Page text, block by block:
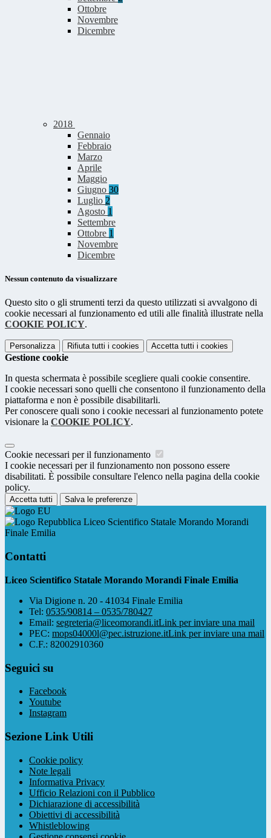
Ottobre
Novembre
Dicembre
2018
Gennaio
Febbraio
Marzo
Aprile
Maggio
Giugno 30
Luglio 2
Agosto 1
Settembre
Ottobre 1
Novembre
Dicembre
Nessun contenuto da visualizzare
Questo sito o gli strumenti terzi da questo utilizzati si avvalgono di
cookie necessari al funzionamento ed utili alle finalità illustrate nella
COOKIE POLICY.
Personalizza Rifiuta tutti i cookies Accetta tutti i cookies
Gestione cookie
In questa schermata è possibile scegliere quali cookie consentire.
I cookie necessari sono quelli che consentono il funzionamento della
piattaforma e non è possibile disabilitarli.
Per conoscere quali sono i cookie necessari al funzionamento potete
visionare la COOKIE POLICY.
Cookie necessari per il funzionamento
I cookie necessari per il funzionamento non possono essere
disabilitati. È possibile consultare l'elenco nella pagina della cookie
policy.
Accetta tutti Salva le preferenze
Liceo Scientifico Statale Morando Morandi
Finale Emilia
Contatti
Liceo Scientifico Statale Morando Morandi Finale Emilia
Via Digione n. 20 - 41034 Finale Emilia
Tel: 0535/90814 – 0535/780427
Email: segreteria@liceomorandi.itLink per inviare una mail
PEC: mops04000l@pec.istruzione.itLink per inviare una mail
C.F.: 82002910360
Seguici su
Facebook
Youtube
Instagram
Sezione Link Utili
Cookie policy
Note legali
Informativa Privacy
Ufficio Relazioni con il Pubblico
Dichiarazione di accessibilità
Obiettivi di accessibilità
Whistleblowing